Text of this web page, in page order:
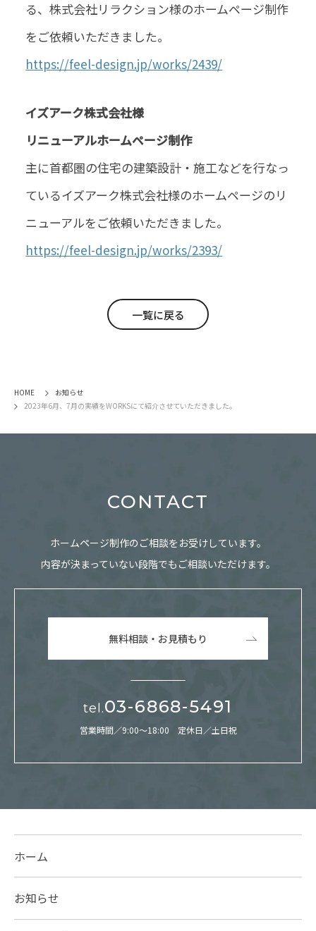
る、株式会社リラクション様のホームページ制作
をご依頼いただきました。
https://feel-design.jp/works/2439/
イズアーク株式会社様
リニューアルホームページ制作
主に首都圏の住宅の建築設計・施工などを行なっ
ているイズアーク株式会社様のホームページのリ
ニューアルをご依頼いただきました。
https://feel-design.jp/works/2393/
一覧に戻る
HOME
お知らせ
2023年6月、7月の実績をWORKSにて紹介させていただきました。
CONTACT
ホームページ制作のご相談をお受けしています。
内容が決まっていない段階でもご相談いただけます。
無料相談・お見積もり
tel.03-6868-5491
営業時間／9:00～18:00 定休日／土日祝
ホーム
お知らせ